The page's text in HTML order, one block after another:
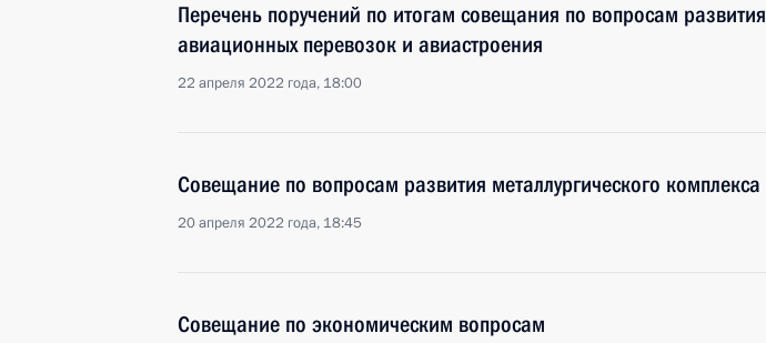
Перечень поручений по итогам совещания по вопросам развития
авиационных перевозок и авиастроения
22 апреля 2022 года, 18:00
Совещание по вопросам развития металлургического комплекса
20 апреля 2022 года, 18:45
Совещание по экономическим вопросам